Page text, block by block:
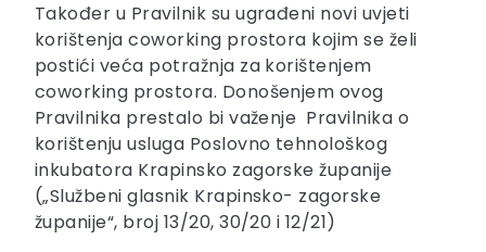
Također u Pravilnik su ugrađeni novi uvjeti
korištenja coworking prostora kojim se želi
postići veća potražnja za korištenjem
coworking prostora. Donošenjem ovog
Pravilnika prestalo bi važenje Pravilnika o
korištenju usluga Poslovno tehnološkog
inkubatora Krapinsko zagorske županije
(„Službeni glasnik Krapinsko- zagorske
županije“, broj 13/20, 30/20 i 12/21)